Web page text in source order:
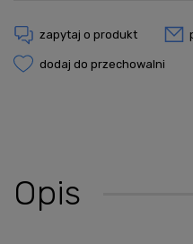
zapytaj o produkt
dodaj do przechowalni
Opis